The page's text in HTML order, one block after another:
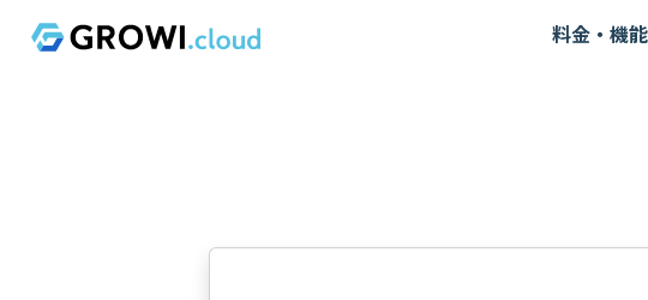
料金・機能